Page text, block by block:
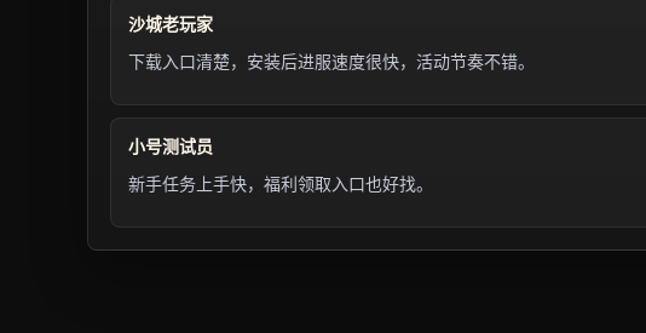
沙城老玩家
下载入口清楚，安装后进服速度很快，活动节奏不错。
小号测试员
新手任务上手快，福利领取入口也好找。